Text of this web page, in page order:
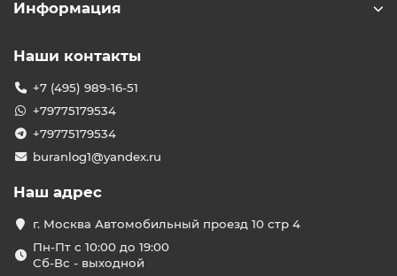
Информация
Наши контакты
+7 (495) 989-16-51
+79775179534
+79775179534
buranlog1@yandex.ru
Наш адрес
г. Москва Автомобильный проезд 10 стр 4
Пн-Пт с 10:00 до 19:00
Сб-Вс - выходной